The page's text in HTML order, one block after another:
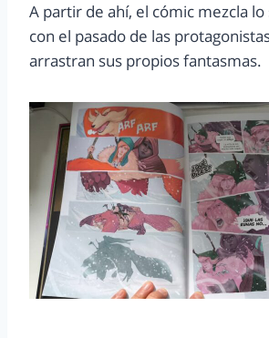
A partir de ahí, el cómic mezcla
con el pasado de las
arrastran sus propios fantasmas.